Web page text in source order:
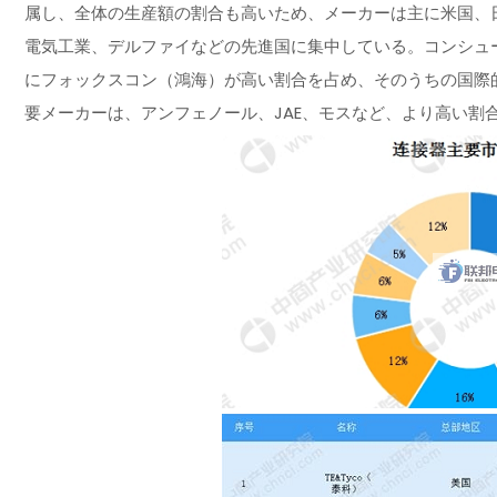
属し、全体の生産額の割合も高いため、メーカーは主に米国
電気工業、デルファイなどの先進国に集中している。コンシ
にフォックスコン（鴻海）が高い割合を占め、そのうちの国
要メーカーは、アンフェノール、JAE、モスなど、より高い割